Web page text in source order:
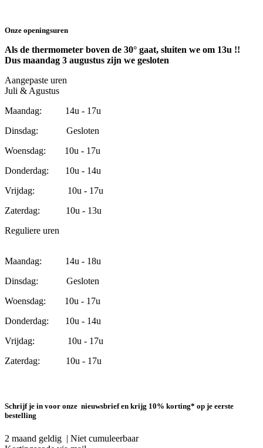
Onze openingsuren
Als de thermometer boven de 30° gaat, sluiten we om 13u !!
Dus maandag 3 augustus zijn we gesloten
Aangepaste uren
Juli & Agustus
Maandag: 14u - 17u
Dinsdag: Gesloten
Woensdag: 10u - 17u
Donderdag: 10u - 14u
Vrijdag: 10u - 17u
Zaterdag: 10u - 13u
Reguliere uren
Maandag: 14u - 18u
Dinsdag: Gesloten
Woensdag: 10u - 17u
Donderdag: 10u - 14u
Vrijdag: 10u - 17u
Zaterdag: 10u - 17u
Schrijf je in voor onze nieuwsbrief en krijg 10% korting* op je eerste
bestelling
2 maand geldig | Niet cumuleerbaar